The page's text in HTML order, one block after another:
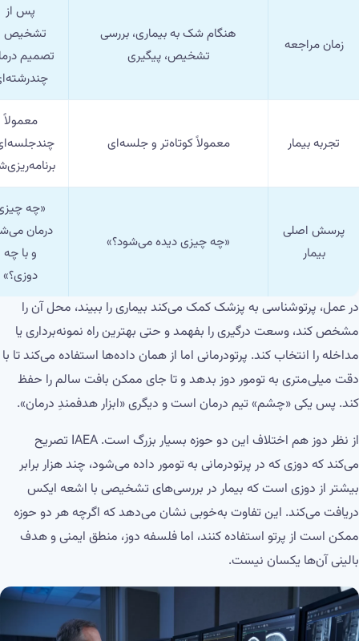
زمان مراجعه
هنگام شک به بیماری، بررسی
تشخیص، پیگیری
پس از
تشخیص
تصمیم
تجربه بیمار معمولاً کوتاه‌تر و جلسه‌ای
معمولاً
پرسش اصلی
بیمار
«چه چیزی دیده می‌شود؟»
«چه
درمان
و با چه
دوزی؟»
در عمل، پرتوشناسی به پزشک کمک می‌کند بیماری را ببیند، محل آن را
مشخص کند، وسعت درگیری را بفهمد و حتی بهترین راه نمونه‌برداری یا
مداخله را انتخاب کند. پرتودرمانی اما از همان داده‌ها استفاده می‌کند تا با
دقت میلی‌متری به تومور دوز بدهد و تا جای ممکن بافت سالم را حفظ
کند. پس یکی «چشم» تیم درمان است و دیگری «ابزار هدفمندِ درمان».
از نظر دوز هم اختلاف این دو حوزه بسیار بزرگ است. IAEA تصریح
می‌کند که دوزی که در پرتودرمانی به تومور داده می‌شود، چند هزار برابر
بیشتر از دوزی است که بیمار در بررسی‌های تشخیصی با اشعه ایکس
دریافت می‌کند. این تفاوت به‌خوبی نشان می‌دهد که اگرچه هر دو حوزه
ممکن است از پرتو استفاده کنند، اما فلسفه دوز، منطق ایمنی و هدف
بالینی آن‌ها یکسان نیست.